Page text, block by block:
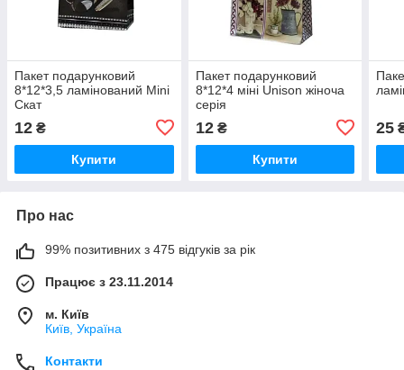
Пакет подарунковий
8*12*3,5 ламінований Mini
Скат
12 ₴
Купити
Пакет подарунковий
8*12*4 міні Unison жіноча
серія
12₴
Купити
25
Про нас
99% позитивних з 475 відгуків за рік
Працює з 23.11.2014
м. Київ
Київ, Україна
Контакти